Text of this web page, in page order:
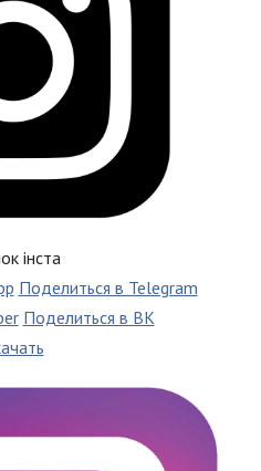
інста
Поделиться в Telegram
Поделиться в ВК